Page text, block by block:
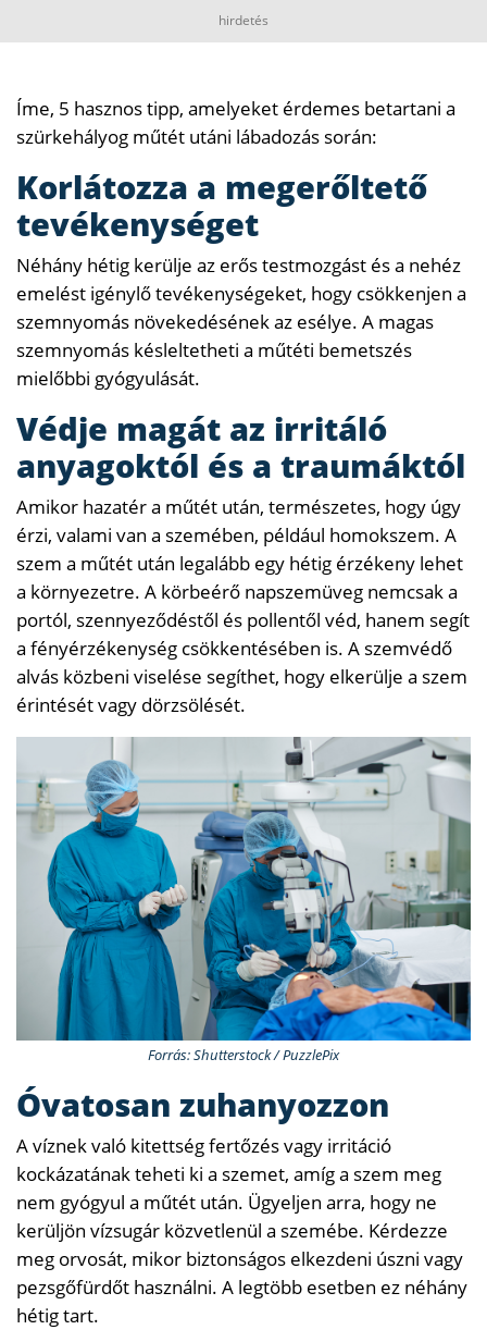
hirdetés
Íme, 5 hasznos tipp, amelyeket érdemes betartani a
szürkehályog műtét utáni lábadozás során:
Korlátozza a megerőltető
tevékenységet
Néhány hétig kerülje az erős testmozgást és a nehéz
emelést igénylő tevékenységeket, hogy csökkenjen a
szemnyomás növekedésének az esélye. A magas
szemnyomás késleltetheti a műtéti bemetszés
mielőbbi gyógyulását.
Védje magát az irritáló
anyagoktól és a traumáktól
Amikor hazatér a műtét után, természetes, hogy úgy
érzi, valami van a szemében, például homokszem. A
szem a műtét után legalább egy hétig érzékeny lehet
a környezetre. A körbeérő napszemüveg nemcsak a
portól, szennyeződéstől és pollentől véd, hanem segít
a fényérzékenység csökkentésében is. A szemvédő
alvás közbeni viselése segíthet, hogy elkerülje a szem
érintését vagy dörzsölését.
Forrás: Shutterstock / PuzzlePix
Óvatosan zuhanyozzon
A víznek való kitettség fertőzés vagy irritáció
kockázatának teheti ki a szemet, amíg a szem meg
nem gyógyul a műtét után. Ügyeljen arra, hogy ne
kerüljön vízsugár közvetlenül a szemébe. Kérdezze
meg orvosát, mikor biztonságos elkezdeni úszni vagy
pezsgőfürdőt használni. A legtöbb esetben ez néhány
hétig tart.